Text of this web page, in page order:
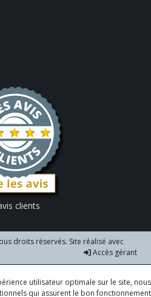
clients
droits réservés. Site réalisé avec
Accès gérant
utilisateur optimale sur le site, nous
qui assurent le bon fonctionnement